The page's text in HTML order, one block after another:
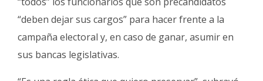
“deben dejar sus cargos” para hacer frente a la
campaña electoral y, en caso de ganar, asumir en
sus bancas legislativas.